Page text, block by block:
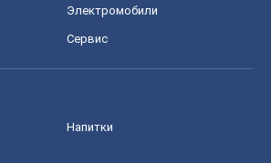
Электромобили
Сервис
Напитки